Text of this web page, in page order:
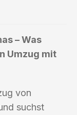
– Was
Umzug mit
von
suchst